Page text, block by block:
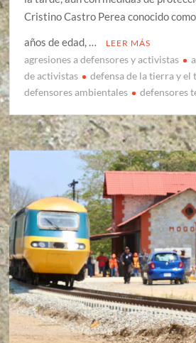
Cristino Castro Perea conocido
años de edad, …
LEER MÁS
agresiones a defensores y activistas
de activistas
defensa de la tierra y
defensores ambientales
defensores